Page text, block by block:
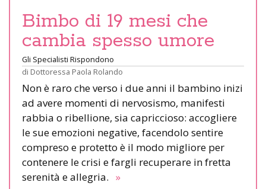
Bimbo di 19 mesi che
cambia spesso umore
Gli Specialisti Rispondono
di Dottoressa Paola Rolando
Non è raro che verso i due anni il bambino inizi
ad avere momenti di nervosismo, manifesti
rabbia o ribellione, sia capriccioso: accogliere
le sue emozioni negative, facendolo sentire
compreso e protetto è il modo migliore per
contenere le crisi e fargli recuperare in fretta
serenità e allegria. »